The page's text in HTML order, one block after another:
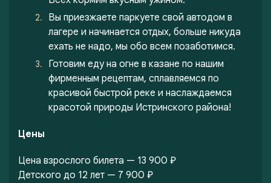
Вы приезжаете паркуете свой автодом в
лагере и начинается отдых, больше никуда
ехать не надо, мы обо всем позаботимся.
Готовим еду на огне в казане по нашим
фирменным рецептам, сплавляемся по
красивой быстрой реке и наслаждаемся
красотой природы Истринского района!
Цены
Цена взрослого билета — 13 900 ₽
Детского до 12 лет — 7 900 ₽